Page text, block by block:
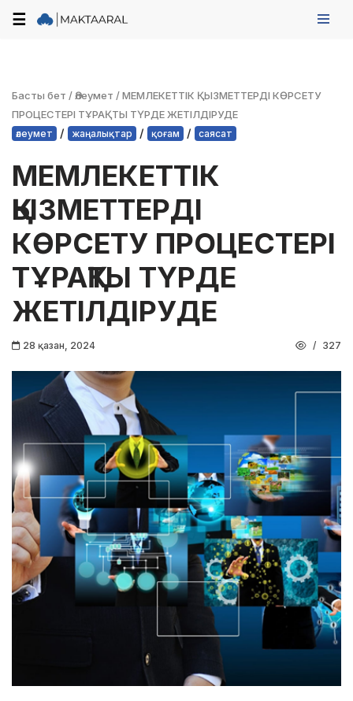
☰
Басты бет /Әлеумет /МЕМЛЕКЕТТІК ҚЫЗМЕТТЕРДІ КӨРСЕТУ
ПРОЦЕСТЕРІ ТҰРАҚТЫ ТҮРДЕ ЖЕТІЛДІРУДЕ
әлеумет / жаңалықтар / қоғам / саясат
МЕМЛЕКЕТТІК
ҚЫЗМЕТТЕРДІ
КӨРСЕТУ ПРОЦЕСТЕРІ
ТҰРАҚТЫ ТҮРДЕ
ЖЕТІЛДІРУДЕ
28 қазан, 2024 327